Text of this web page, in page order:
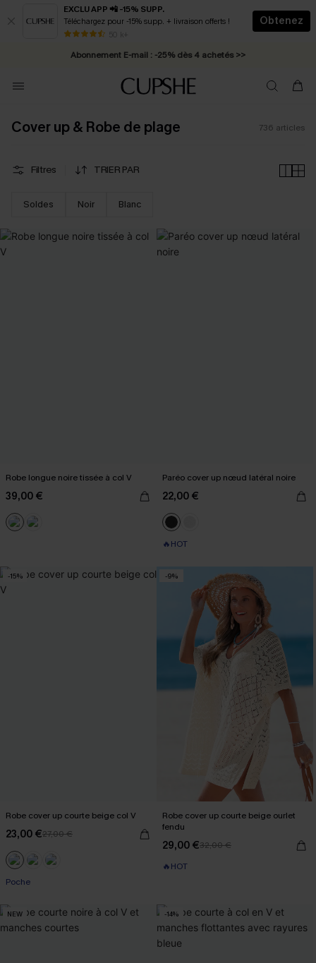
EXCLU APP 📲 -15% SUPP.
Téléchargez pour -15% supp. + livraison offerts !
50 k+
Obtenez
* Livraison éclair 2-3 jours ouvrés >>
Abonnement E-mail : -25% dès 4 achetés >>
Cover up & Robe de plage 736 articles
Filtres TRIER PAR
Soldes Noir Blanc
Robe longue noire tissée à col V
39,00 €
Paréo cover up nœud latéral noire
22,00 €
🔥HOT
-15%
Robe cover up courte beige col V
23,00 €27,00 €
Poche
-9%
Robe cover up courte beige ourlet
fendu
29,00 €32,00 €
🔥HOT
NEW -14%